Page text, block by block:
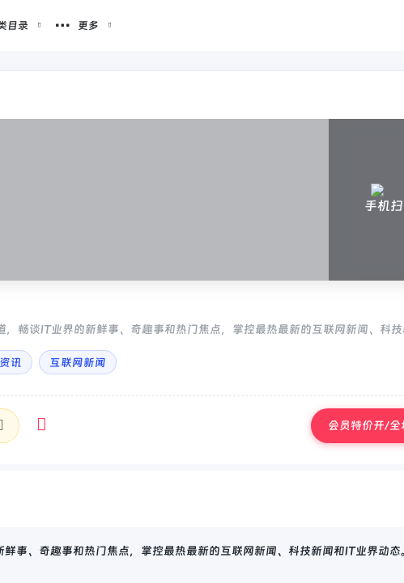
目录 更多
手机
，畅谈IT业界的新鲜事、奇趣事和热门焦点，掌控最热最新的互联网新闻、科
讯 互联网新闻
会员特价开/全
事、奇趣事和热门焦点，掌控最热最新的互联网新闻、科技新闻和IT业界动态